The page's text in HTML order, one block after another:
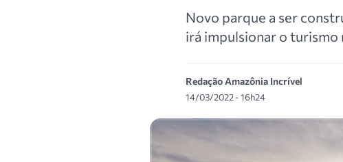
Novo parque a ser
irá impulsionar o turismo
Redação Amazônia Incrível
14/03/2022 - 16h24